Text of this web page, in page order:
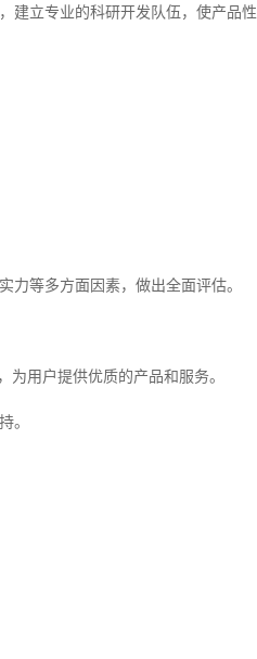
建立专业的科研开发队伍，使产品性
力等多方面因素，做出全面评估。
用户提供优质的产品和服务。
。